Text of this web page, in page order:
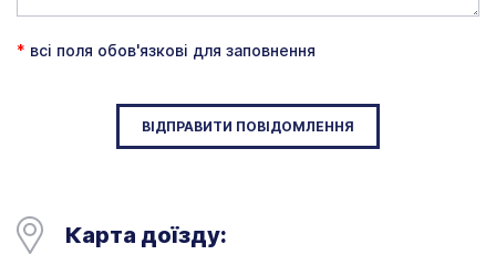
* всі поля обов'язкові для заповнення
ВІДПРАВИТИ ПОВІДОМЛЕННЯ
Карта доїзду: